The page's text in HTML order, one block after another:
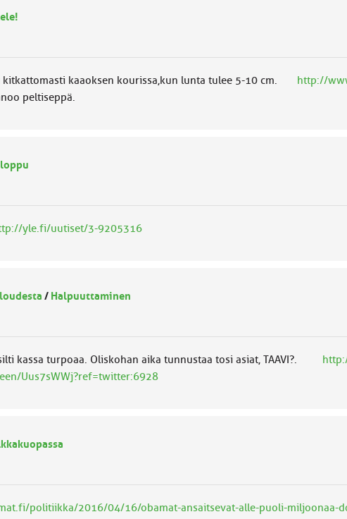
kitkattomasti kaaoksen kourissa,kun lunta tulee 5-10 cm. http://
peltiseppä.
yle.fi/uutiset/3-9205316
/ Halpuuttaminen
kassa turpoaa. Oliskohan aika tunnustaa tosi asiat, TAAVI?.
Uus7sWWj?ref=twitter:6928
politiikka/2016/04/16/obamat-ansaitsevat-alle-puoli-miljoonaa-